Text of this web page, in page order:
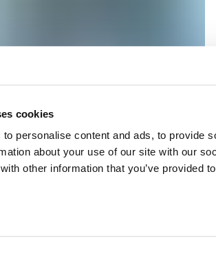
cookies
personalise content and ads, to provide
about your use of our site with our
other information that you’ve provided
разработени за
от семейство Cyprinidae, както и за
риби, които се хранят на